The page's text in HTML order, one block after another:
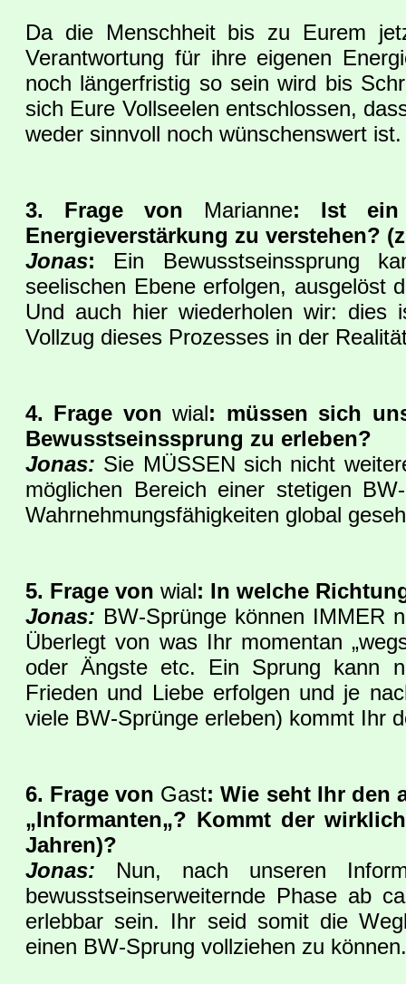
Da die Menschheit bis zu Eurem
Verantwortung für ihre eigenen
noch längerfristig so sein wird bis
sich Eure Vollseelen entschlossen,
weder sinnvoll noch wünschenswert ist.
3. Frage von Marianne: Ist ein
Energieverstärkung zu verstehen?
Jonas:
Ein Bewusstseinssprung
seelischen Ebene erfolgen, ausgelöst
Und auch hier wiederholen wir: dies
Vollzug dieses Prozesses in der
4. Frage vonwial: müssen sich
Bewusstseinssprung zu erleben?
Jonas: Sie MÜSSEN sich nicht
möglichen Bereich einer stetigen
Wahrnehmungsfähigkeiten global
5. Frage von wial: In welche
Jonas: BW-Sprünge können IMMER
Überlegt von was Ihr momentan
oder Ängste etc. Ein Sprung kann
Frieden und Liebe erfolgen und je
viele BW-Sprünge erleben) kommt Ihr
6. Frage von Gast: Wie seht Ihr den
„Informanten„? Kommt der
Jahren)?
Jonas: Nun, nach unseren
bewusstseinserweiternde Phase ab
erlebbar sein. Ihr seid somit die
einen BW-Sprung vollziehen zu können.